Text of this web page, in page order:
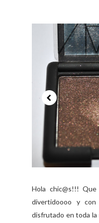
Hola chic@s!!!
divertidoooo y
disfrutado en toda la